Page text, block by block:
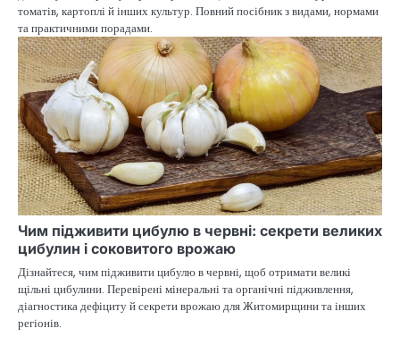
томатів, картоплі й інших культур. Повний посібник з видами, нормами
та практичними порадами.
Чим підживити цибулю в червні: секрети великих
цибулин і соковитого врожаю
Дізнайтеся, чим підживити цибулю в червні, щоб отримати великі
щільні цибулини. Перевірені мінеральні та органічні підживлення,
діагностика дефіциту й секрети врожаю для Житомирщини та інших
регіонів.